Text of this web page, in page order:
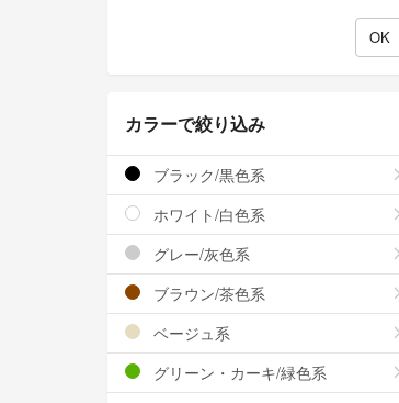
カラーで絞り込み
ブラック/黒色系
ホワイト/白色系
グレー/灰色系
ブラウン/茶色系
ベージュ系
グリーン・カーキ/緑色系